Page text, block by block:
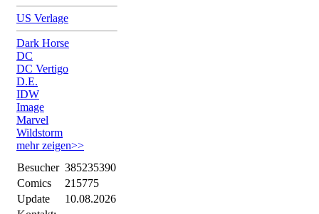
US Verlage
Dark Horse
DC
DC Vertigo
D.E.
IDW
Image
Marvel
Wildstorm
mehr zeigen>>
Besucher 385235390
Comics
215775
Update
10.08.2026